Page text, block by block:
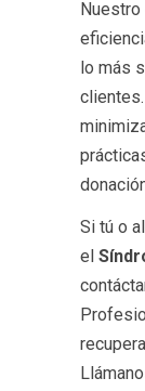
lo más
Si tú o
el